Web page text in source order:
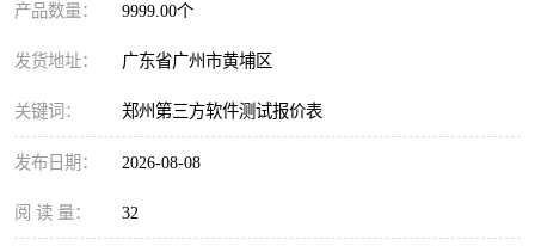
产品数量： 9999.00个
发货地址： 广东省广州市黄埔区
关键词： 郑州第三方软件测试报价表
发布日期： 2026-08-08
阅 读 量： 32